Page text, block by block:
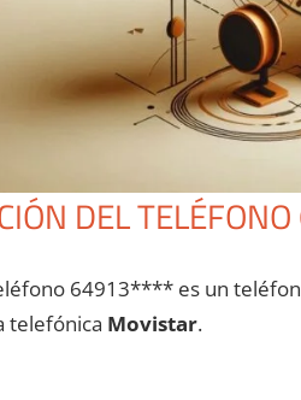
DEL
64913**** es un
telefónica Movistar.